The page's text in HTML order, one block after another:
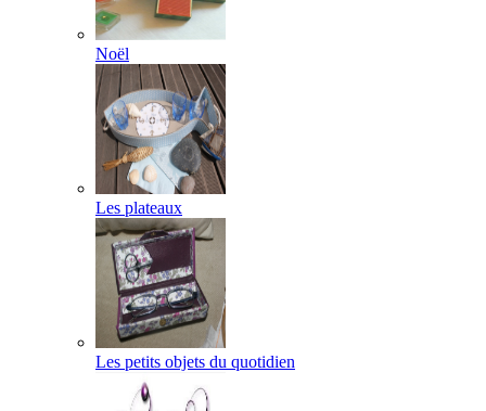
Noël
Les plateaux
Les petits objets du quotidien